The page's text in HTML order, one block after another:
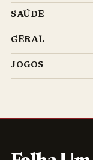
SAÚDE
GERAL
JOGOS